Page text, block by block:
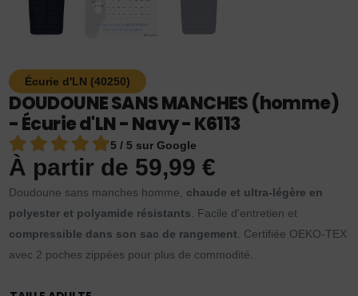
Écurie d'LN (40250)
DOUDOUNE SANS MANCHES (homme)
- Écurie d'LN - Navy - K6113
5 / 5 sur Google
À partir de 59,99€
Doudoune sans manches homme, chaude et ultra-légère en
polyester et polyamide résistants . Facile d'entretien et
compressible dans son sac de rangement . Certifiée OEKO-TEX
avec 2 poches zippées pour plus de commodité.